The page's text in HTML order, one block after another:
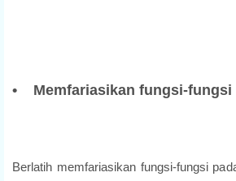
• Memfariasikan fungsi-fungsi
Berlatih memfariasikan fungsi-fungsi